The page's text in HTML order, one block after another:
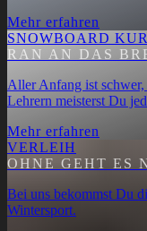
Mehr erfahren
SNOWBOARD
RAN AN DAS
Aller Anfang ist schwer,
Lehrern meisterst Du
Mehr erfahren
VERLEIH
OHNE GEHT ES
Bei uns bekommst Du
Wintersport.